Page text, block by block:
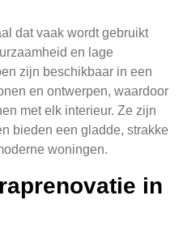
dat vaak wordt gebruikt
en lage
zijn beschikbaar in een
en ontwerpen, waardoor
met elk interieur. Ze zijn
bieden een gladde, strakke
woningen.
in